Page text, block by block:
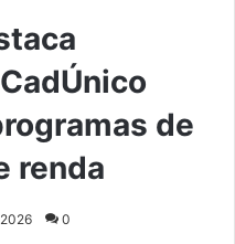
de
renda
0